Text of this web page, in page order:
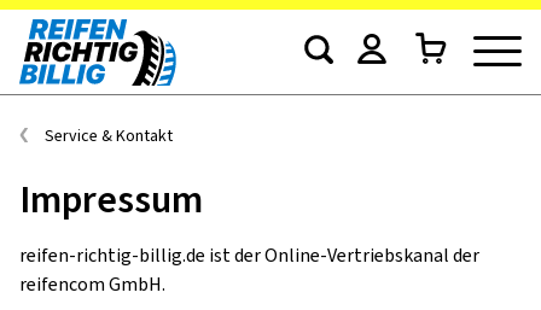
Service & Kontakt
Impressum
reifen-richtig-billig.de ist der Online-Vertriebskanal der
reifencom GmbH.